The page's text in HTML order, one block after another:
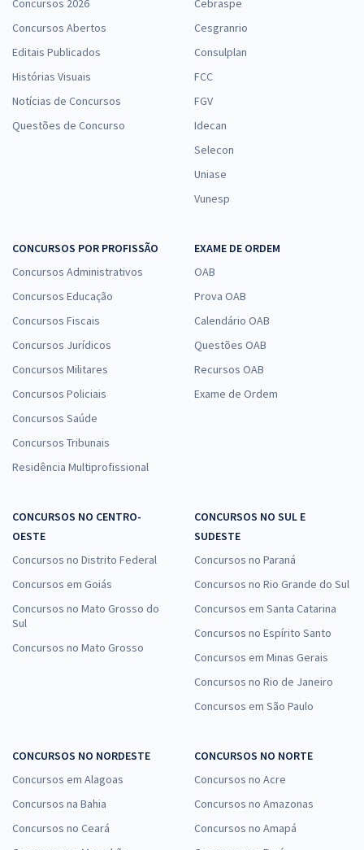
Concursos 2026
Concursos Abertos
Editais Publicados
Histórias Visuais
Notícias de Concursos
Questões de Concurso
Cebraspe
Cesgranrio
Consulplan
FCC
FGV
Idecan
Selecon
Uniase
Vunesp
CONCURSOS POR PROFISSÃO
Concursos Administrativos
Concursos Educação
Concursos Fiscais
Concursos Jurídicos
Concursos Militares
Concursos Policiais
Concursos Saúde
Concursos Tribunais
Residência Multiprofissional
EXAME DE ORDEM
OAB
Prova OAB
Calendário OAB
Questões OAB
Recursos OAB
Exame de Ordem
CONCURSOS NO CENTRO-
OESTE
Concursos no Distrito Federal
Concursos em Goiás
Concursos no Mato Grosso do
Sul
Concursos no Mato Grosso
CONCURSOS NO SUL E
SUDESTE
Concursos no Paraná
Concursos no Rio Grande do Sul
Concursos em Santa Catarina
Concursos no Espírito Santo
Concursos em Minas Gerais
Concursos no Rio de Janeiro
Concursos em São Paulo
CONCURSOS NO NORDESTE
Concursos em Alagoas
Concursos na Bahia
Concursos no Ceará
CONCURSOS NO NORTE
Concursos no Acre
Concursos no Amazonas
Concursos no Amapá